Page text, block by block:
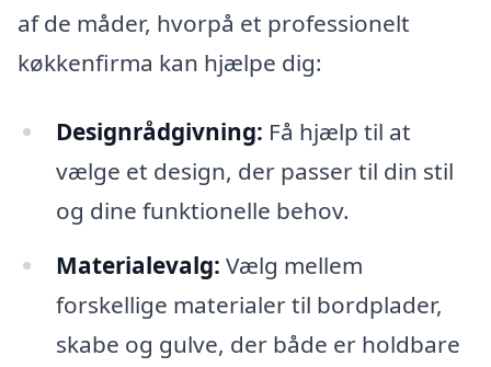
af de måder, hvorpå et professionelt
køkkenfirma kan hjælpe dig:
Designrådgivning: Få hjælp til at
vælge et design, der passer til din stil
og dine funktionelle behov.
Materialevalg: Vælg mellem
forskellige materialer til bordplader,
skabe og gulve, der både er holdbare